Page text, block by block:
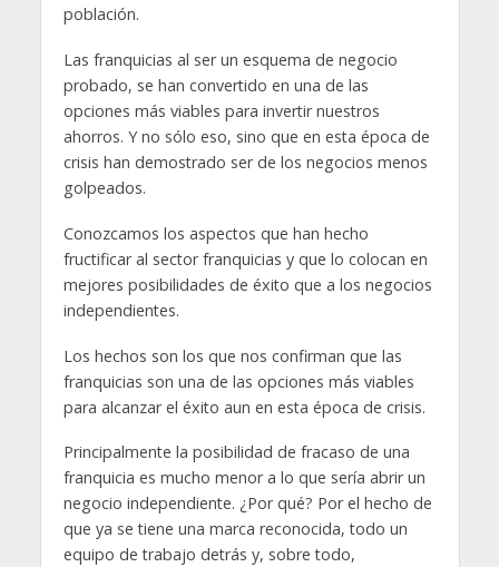
población.
Las franquicias al ser un esquema de negocio
probado, se han convertido en una de las
opciones más viables para invertir nuestros
ahorros. Y no sólo eso, sino que en esta época de
crisis han demostrado ser de los negocios menos
golpeados.
Conozcamos los aspectos que han hecho
fructificar al sector franquicias y que lo colocan en
mejores posibilidades de éxito que a los negocios
independientes.
Los hechos son los que nos confirman que las
franquicias son una de las opciones más viables
para alcanzar el éxito aun en esta época de crisis.
Principalmente la posibilidad de fracaso de una
franquicia es mucho menor a lo que sería abrir un
negocio independiente. ¿Por qué? Por el hecho de
que ya se tiene una marca reconocida, todo un
equipo de trabajo detrás y, sobre todo,